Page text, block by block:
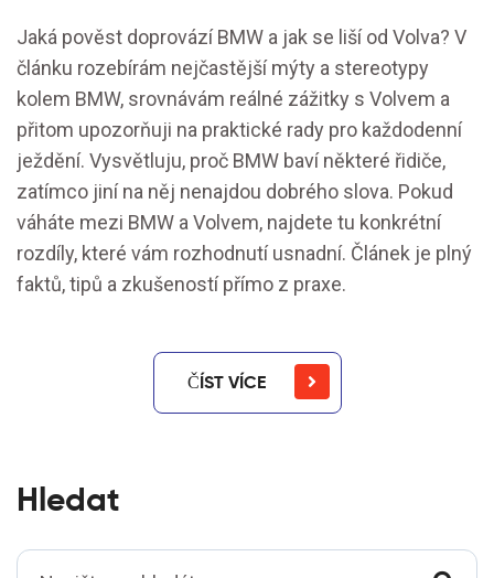
Jaká pověst doprovází BMW a jak se liší od Volva? V
článku rozebírám nejčastější mýty a stereotypy
kolem BMW, srovnávám reálné zážitky s Volvem a
přitom upozorňuji na praktické rady pro každodenní
ježdění. Vysvětluju, proč BMW baví některé řidiče,
zatímco jiní na něj nenajdou dobrého slova. Pokud
váháte mezi BMW a Volvem, najdete tu konkrétní
rozdíly, které vám rozhodnutí usnadní. Článek je plný
faktů, tipů a zkušeností přímo z praxe.
ČÍST VÍCE
Hledat